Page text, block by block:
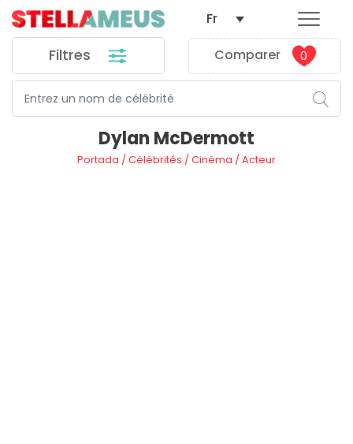
Filtres Comparer 0
Fr
Dylan McDermott
Portada /Célébrités /Cinéma /Acteur